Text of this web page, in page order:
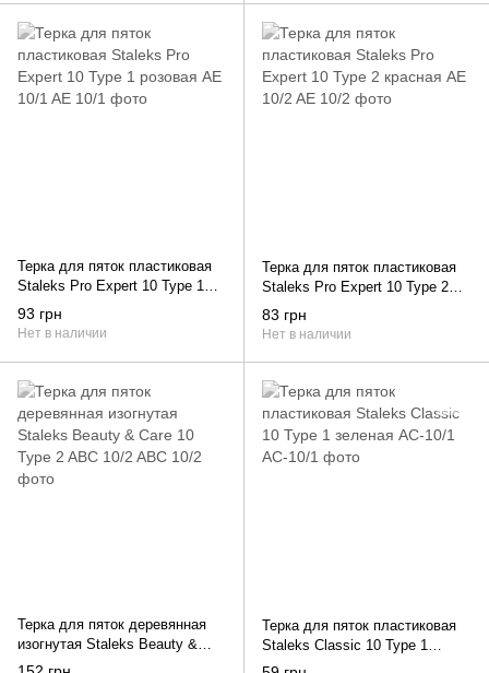
Терка для пяток пластиковая
Staleks Pro Expert 10 Type 1
розовая AE 10/1
93 грн
Нет в наличии
Терка для пяток пластиковая
Staleks Pro Expert 10 Type 2
красная AE 10/2
83 грн
Нет в наличии
Терка для пяток деревянная
изогнутая Staleks Beauty &
Care 10 Type 2 ABC 10/2
Терка для пяток пластиковая
Staleks Classic 10 Type 1
зеленая AC-10/1